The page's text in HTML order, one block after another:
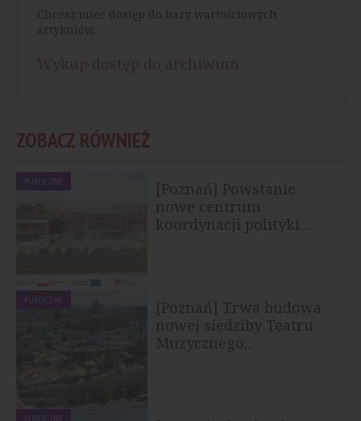
Chcesz mieć dostęp do bazy wartościowych
artykułów.
ZOBACZ RÓWNIEŻ
PUBLICZNE
[Poznań] Powstanie
nowe centrum
koordynacji polityki...
PUBLICZNE
[Poznań] Trwa budowa
nowej siedziby Teatru
Muzycznego...
PUBLICZNE